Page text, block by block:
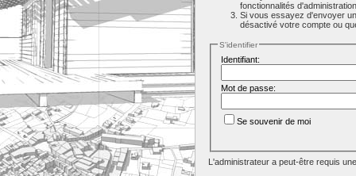
fonctionnalités
Si vous essayez d'envoyer
désactivé votre compte ou
S'identifier
Identifiant:
Mot de passe:
Se souvenir de moi
L'administrateur a peut-être requis